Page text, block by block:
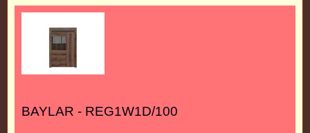
BAYLAR - REG1W1D/100